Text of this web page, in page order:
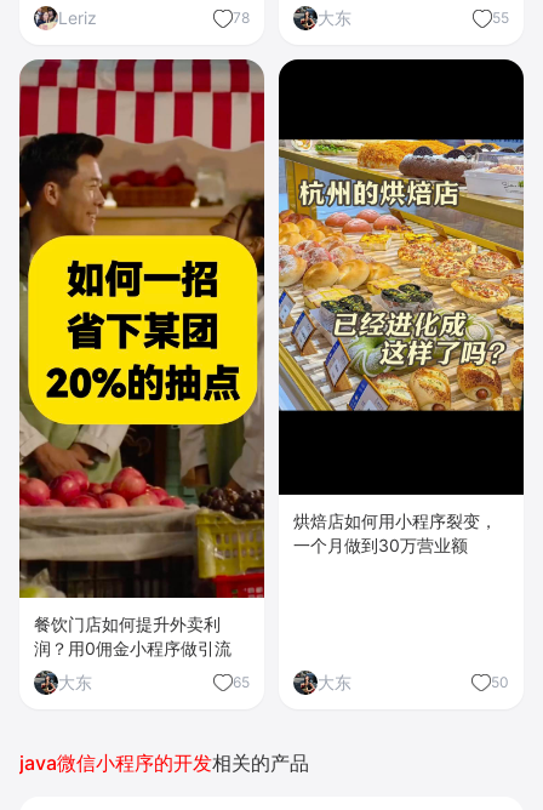
Leriz 78
大东
55
餐饮门店如何提升外卖利
润？用0佣金小程序做引流
大东
65
烘焙店如何用小程序裂变，
一个月做到30万营业额
大东 50
java微信小程序的开发相关的产品